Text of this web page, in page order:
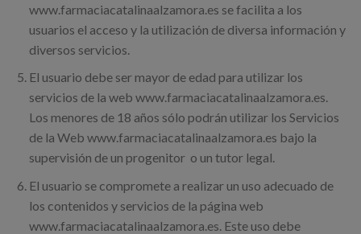
www.farmaciacatalinaalzamora.es se facilita a los
usuarios el acceso y la utilización de diversa información y
diversos servicios.
El usuario debe ser mayor de edad para utilizar los
servicios de la web www.farmaciacatalinaalzamora.es.
Los menores de 18 años sólo podrán utilizar los Servicios
de la Web www.farmaciacatalinaalzamora.es bajo la
supervisión de un progenitor o un tutor legal.
El usuario se compromete a realizar un uso adecuado de
los contenidos y servicios de la página web
www.farmaciacatalinaalzamora.es. Este uso debe